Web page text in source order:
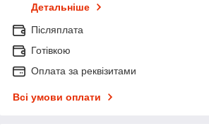
Детальніше
Післяплата
Готівкою
Оплата за реквізитами
Всі умови оплати